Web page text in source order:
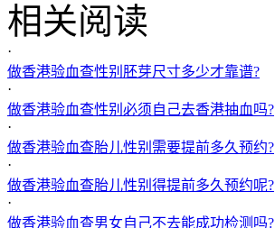
相关阅读
·
做香港验血查性别胚芽尺寸多少才靠谱?
·
做香港验血查性别必须自己去香港抽血吗?
·
做香港验血查胎儿性别需要提前多久预约?
·
做香港验血查胎儿性别得提前多久预约呢?
·
做香港验血查男女自己不去能成功检测吗?